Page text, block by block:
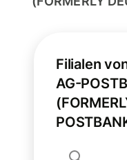
Filialen
AG-